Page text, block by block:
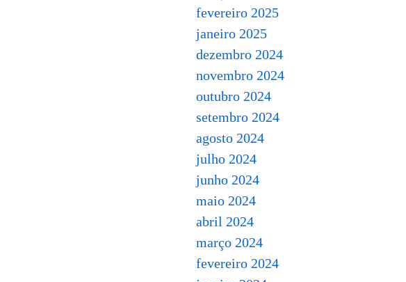
fevereiro 2025
janeiro 2025
dezembro 2024
novembro 2024
outubro 2024
setembro 2024
agosto 2024
julho 2024
junho 2024
maio 2024
abril 2024
março 2024
fevereiro 2024